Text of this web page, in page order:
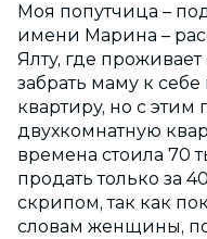
Моя попутчица –
имени Марина –
Ялту, где
забрать маму к
квартиру, но с
двухкомнатную
времена стоила 70
продать только за
скрипом, так как
словам женщины,